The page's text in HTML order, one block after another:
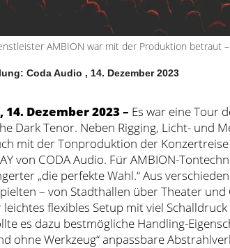
AMBION war mit der Produktion betraut
Coda Audio , 14. Dezember 2023
Dezember 2023 – Es war eine Tour
Dark Tenor. Neben Rigging, Licht- und
mit der Tonproduktion der
von CODA Audio. Für AMBION-
„die perfekte Wahl.“ Aus
– von Stadthallen über Theater
flexibles Setup mit viel
es dazu bestmögliche Handling-
ohne Werkzeug“ anpassbare